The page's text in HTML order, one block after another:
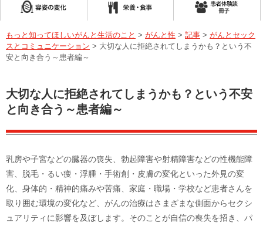
もっと知ってほしいがんと生活のこと > がんと性 > 記事 > がんとセック
スとコミュニケーション > 大切な人に拒絶されてしまうかも？という不
安と向き合う～患者編～
大切な人に拒絶されてしまうかも？という不安
と向き合う～患者編～
乳房や子宮などの臓器の喪失、勃起障害や射精障害などの性機能障
害、脱毛・るい痩・浮腫・手術創・皮膚の変化といった外見の変
化、身体的・精神的痛みや苦痛、家庭・職場・学校など患者さんを
取り囲む環境の変化など、がんの治療はさまざまな側面からセクシ
ュアリティに影響を及ぼします。そのことが自信の喪失を招き、パ